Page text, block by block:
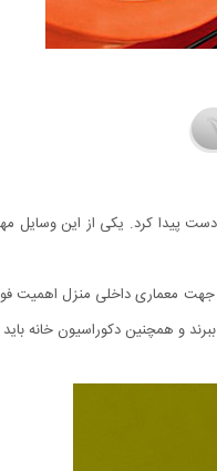
دست پیدا کرد. یکی از این
جهت معماری داخلی منزل اهمیت
و همچنین دکوراسیون خانه